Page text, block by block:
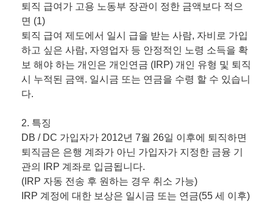
퇴직 급여가 고용 노동부 장관이 정한 금액보다 적으
면 (1)
퇴직 급여 제도에서 일시 급을 받는 사람, 자비로 가입
하고 싶은 사람, 자영업자 등 안정적인 노령 소득을 확
보 해야 하는 개인은 개인연금 (IRP) 개인 유형 및 퇴직
시 누적된 금액. 일시금 또는 연금을 수령 할 수 있습니
다.
2. 특징
DB / DC 가입자가 2012년 7월 26일 이후에 퇴직하면
퇴직금은 은행 계좌가 아닌 가입자가 지정한 금융 기
관의 IRP 계좌로 입금됩니다.
(IRP 자동 전송 후 원하는 경우 취소 가능)
IRP 계정에 대한 보상은 일시금 또는 연금(55 세 이후)